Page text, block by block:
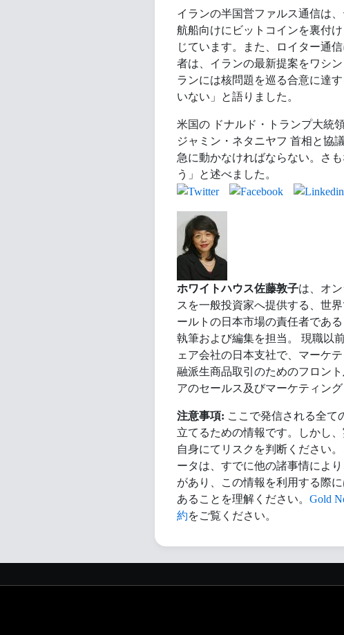
イランの半国営ファルス通信は
航船向けにビットコインを裏付
じています。また、ロイター通
者は、イランの最新提案をワシ
ランには核問題を巡る合意に達
いない」と語りました。
米国の ドナルド・トランプ大統
ジャミン・ネタニヤフ 首相と協
急に動かなければならない。さ
う」と述べました。
ホワイトハウス佐藤敦子は、オ
スを一般投資家へ提供する、世
ールトの日本市場の責任者であ
執筆および編集を担当。 現職以
ェア会社の日本支社で、マーケ
融派生商品取引のためのフロン
アのセールス及びマーケティング
注意事項: ここで発信される全て
立てるための情報です。しかし
自身にてリスクを判断ください
ータは、すでに他の諸事情によ
があり、この情報を利用する際
あることを理解ください。 Gold
約をご覧ください。